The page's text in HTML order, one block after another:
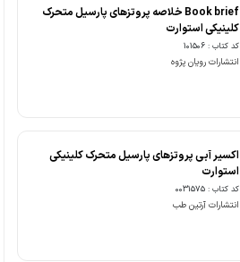
Book brief خلاصه پروتزهای پارسیل متحرک
کلینیکی استوارت
کد کتاب : 101506
انتشارات رویان پژوه
اکسیر آبی پروتزهای پارسیل متحرک کلینیکی
استوارت
کد کتاب : 0031575
انتشارات آرتین طب